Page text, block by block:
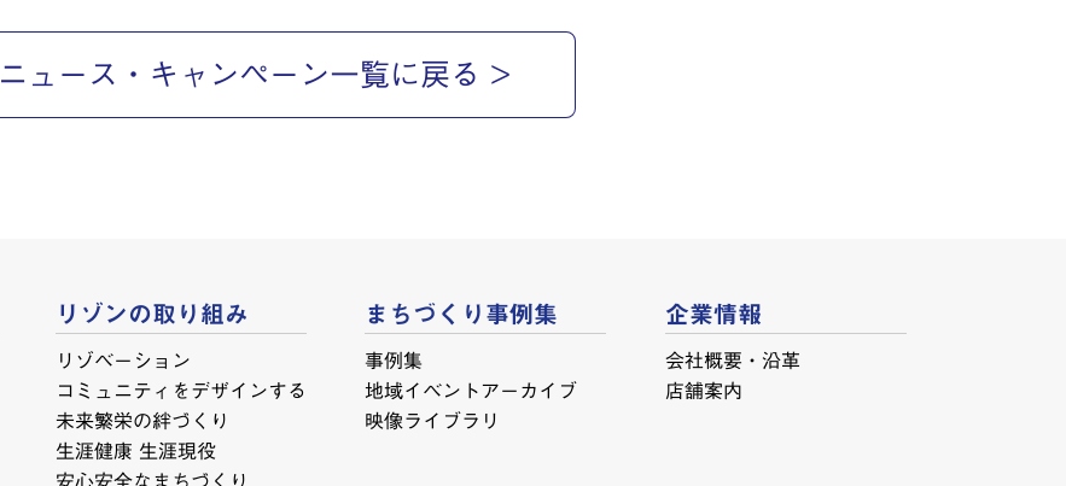
ニュース・キャンペーン一覧に戻る
リゾンの取り組み
リゾベーション
コミュニティをデザインする
未来繁栄の絆づくり
生涯健康 生涯現役
安心安全なまちづくり
まちづくり事例集
事例集
地域イベントアーカイブ
映像ライブラリ
企業情報
会社概要・沿革
店舗案内